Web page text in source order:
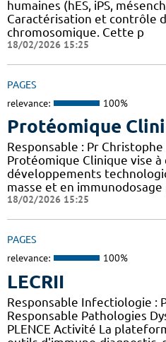
humaines (hES, iPS,
Caractérisation et contrôle
chromosomique. Cette p
18/02/2026 15:25
PAGES
relevance: 100%
Protéomique
Responsable : Pr
Protéomique Clinique vise
développements
masse et en
18/02/2026 15:25
PAGES
relevance: 100%
LECRII
Responsable Infectiologie :
Responsable Pathologies
PLENCE Activité La